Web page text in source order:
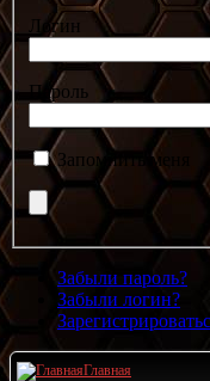
Логин
Пароль
Запомнить меня
Забыли пароль?
Забыли логин?
Главная